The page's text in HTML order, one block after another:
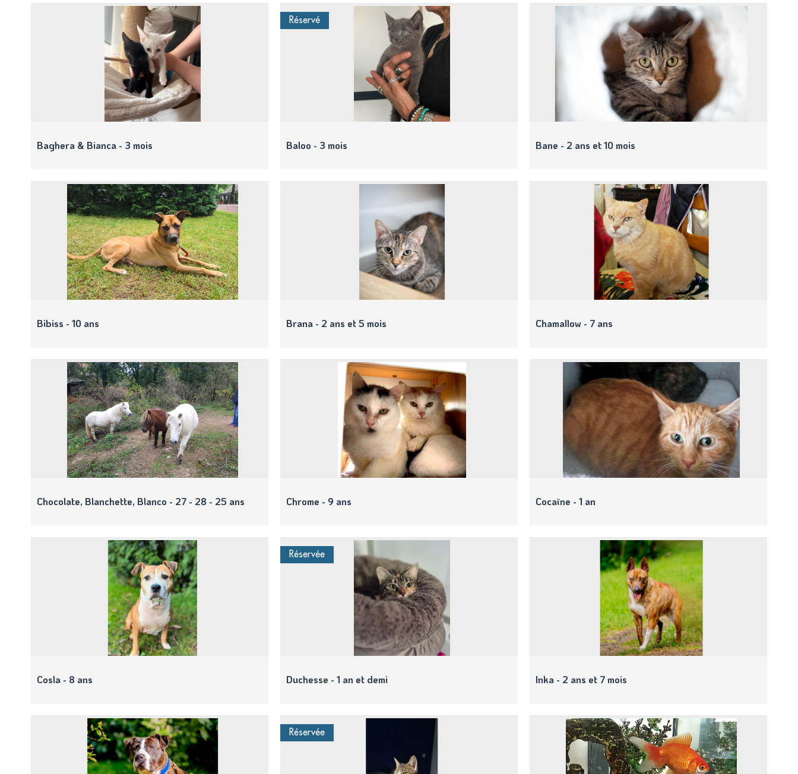
Baghera & Bianca - 3 mois
Réservé
Baloo - 3 mois Bane - 2 ans et 10 mois
Bibiss - 10 ans Brana - 2 ans et 5 mois Chamallow - 7 ans
Chocolate, Blanchette, Blanco - 27 - 28 - 25 ans Chrome - 9 ans Cocaïne - 1 an
Cosla - 8 ans
Réservée
Duchesse - 1 an et demi Inka - 2 ans et 7 mois
Réservée